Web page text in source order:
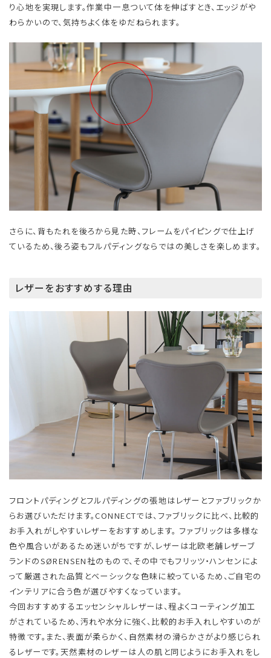
り心地を実現します。作業中一息ついて体を伸ばすとき、エッジがや
わらかいので、気持ちよく体をゆだねられます。
さらに、背もたれを後ろから見た時、フレームをパイピングで仕上げ
ているため、後ろ姿もフルパディングならではの美しさを楽しめます。
レザーをおすすめする理由
フロントパディングとフルパディングの張地はレザーとファブリックか
らお選びいただけます。CONNECTでは、ファブリックに比べ、比較的
お手入れがしやすいレザーをおすすめします。 ファブリックは多様な
色や風合いがあるため迷いがちですが、レザーは北欧老舗レザーブ
ランドのSØRENSEN社のもので、その中でもフリッツ・ハンセンによ
って厳選された品質とベーシックな色味に絞っているため、ご自宅の
インテリアに合う色が選びやすくなっています。
​ 今回おすすめするエッセンシャルレザーは、程よくコーティング加工
がされているため、汚れや水分に強く、比較的お手入れしやすいのが
特徴です。また、表面が柔らかく、自然素材の滑らかさがより感じられ
るレザーです。天然素材のレザーは人の肌と同じようにお手入れをし